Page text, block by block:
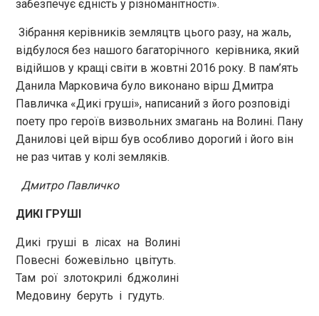
забезпечує єдність у різноманітності».
Зібрання керівників земляцтв цього разу, на жаль,
відбулося без нашого багаторічного керівника, який
відійшов у кращі світи в жовтні 2016 року. В пам’ять
Данила Марковича було виконано вірш Дмитра
Павличка «Дикі груші», написаний з його розповіді
поету про героїв визвольних змагань на Волині. Пану
Данилові цей вірш був особливо дорогий і його він
не раз читав у колі земляків.
Дмитро Павличко
ДИКІ ГРУШІ
Дикі груші в лісах на Волині
Повесні божевільно цвітуть.
Там рої злотокрилі бджолині
Медовину беруть і гудуть.